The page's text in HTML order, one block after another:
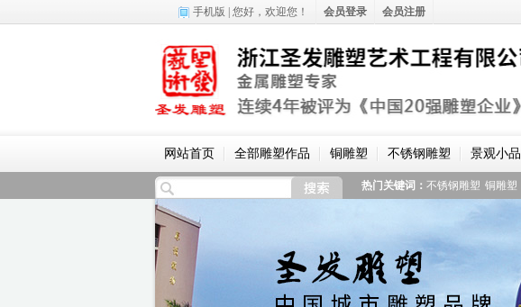
网站首页 全部雕塑作品 铜雕塑 不锈钢雕塑 景观小品
热门关键词： 不锈钢雕塑 铜雕塑
手机版 | 您好， 欢迎您！ 会员登录 会员注册